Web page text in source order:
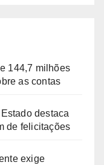
144,7 milhões
as contas
destaca
de felicitações
exige